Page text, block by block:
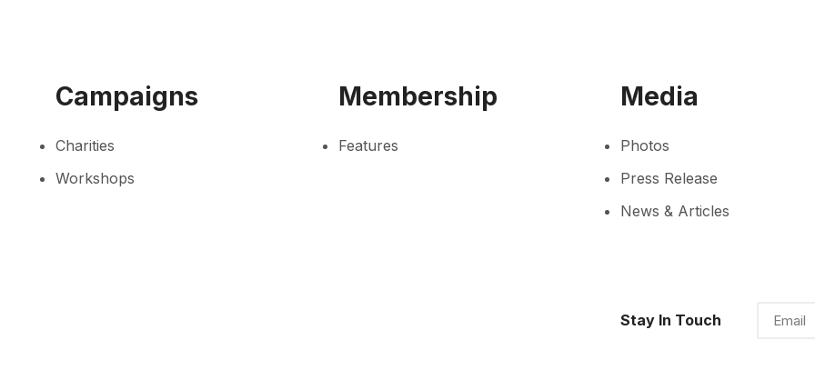
Campaigns
Charities
Workshops
Membership
Features
Media
Photos
Press Release
News & Articles
Stay In Touch